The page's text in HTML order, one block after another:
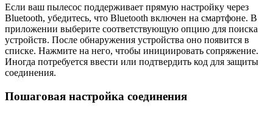
Если ваш пылесос поддерживает прямую настройку через
Bluetooth, убедитесь, что Bluetooth включен на смартфоне. В
приложении выберите соответствующую опцию для поиска
устройств. После обнаружения устройства оно появится в
списке. Нажмите на него, чтобы инициировать сопряжение.
Иногда потребуется ввести или подтвердить код для защиты
соединения.
Пошаговая настройка соединения